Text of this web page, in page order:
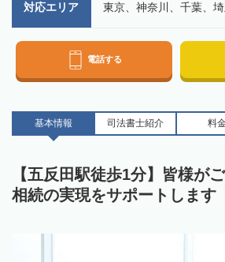
対応エリア 東京、神奈川、千葉、埼
電話する
基本情報 司法書士紹介 料
【五反田駅徒歩1分】皆様が
相続の実現をサポートします